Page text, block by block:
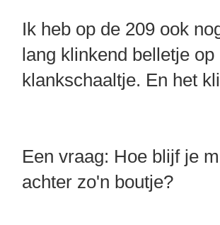
Ik heb op de 209 ook
lang klinkend belletje
klankschaaltje. En het
Een vraag: Hoe blijf je
achter zo'n boutje?